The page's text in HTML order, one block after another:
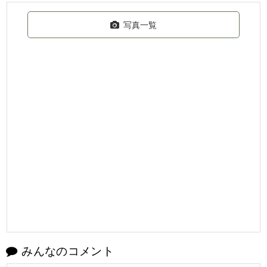
写真一覧
みんなのコメント